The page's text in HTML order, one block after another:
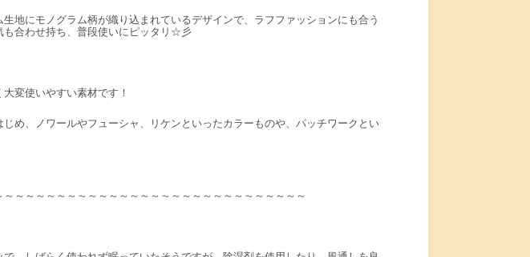
地にモノグラム柄が織り込まれているデザインで、ラフファッションにも合う
も合わせ持ち、普段使いにピッタリ☆彡
変使いやすい素材です！
め、ノワールやフューシャ、リケンといったカラーものや、パッチワークとい
～～～～～～～～～～～～～～～～～～～～～～～～～～～～